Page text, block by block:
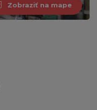
Zobraziť na mape